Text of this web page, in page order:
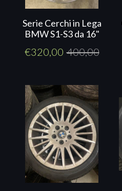
Serie Cerchi in Lega
BMW S1-S3 da 16"
€320,00 400,00